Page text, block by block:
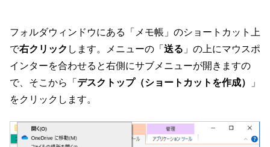
フォルダウィンドウにある「メモ帳」のショートカット上
で右クリック します。メニューの「 送る 」の上にマウスポ
インターを合わせると右側にサブメニューが開きますの
で、そこから「 デスクトップ（ショートカットを作成）
」
をクリックします。